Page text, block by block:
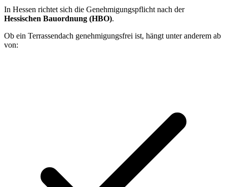
In Hessen richtet sich die Genehmigungspflicht nach der
Hessischen Bauordnung (HBO).
Ob ein Terrassendach genehmigungsfrei ist, hängt unter anderem ab
von: